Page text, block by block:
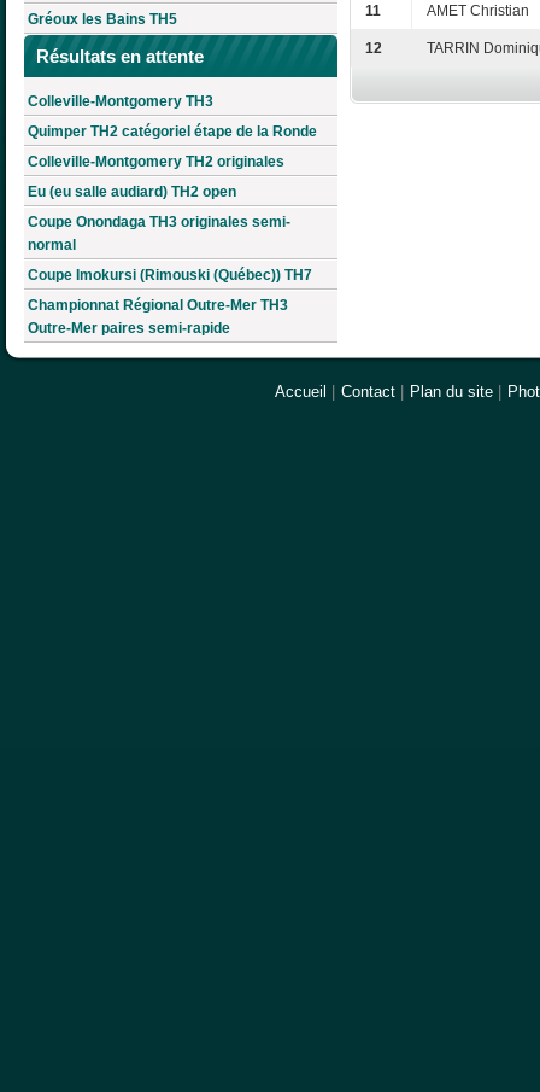
Gréoux les Bains TH5
Résultats en attente
Colleville-Montgomery TH3
Quimper TH2 catégoriel étape de la Ronde
Colleville-Montgomery TH2 originales
Eu (eu salle audiard) TH2 open
Coupe Onondaga TH3 originales semi-
normal
Coupe Imokursi (Rimouski (Québec)) TH7
Championnat Régional Outre-Mer TH3
Outre-Mer paires semi-rapide
11 AMET Christian
12 TARRIN
Accueil Contact Plan du site